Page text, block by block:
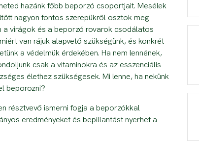
hazánk főbb beporzó csoportjait. Mesélek
nagyon fontos szerepükről osztok meg
a virágok és a beporzó rovarok csodálatos
van rájuk alapvető szükségünk, és konkrét
a védelmük érdekében. Ha nem lennének,
csak a vitaminokra és az esszenciális
élethez szükségesek. Mi lenne, ha nekünk
beporozni?
résztvevő ismerni fogja a beporzókkal
eredményeket és bepillantást nyerhet a